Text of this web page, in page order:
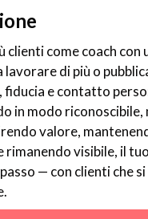
clienti come coach con
lavorare di più o
fiducia e contatto
in modo
valore,
rimanendo visibile, il
— con clienti che